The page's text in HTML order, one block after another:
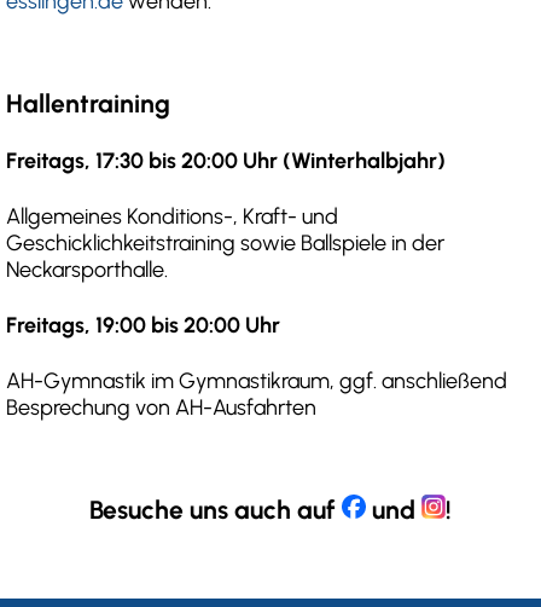
Hallentraining
Freitags, 17:30 bis 20:00 Uhr (Winterhalbjahr)
Allgemeines Konditions-, Kraft- und
Geschicklichkeitstraining sowie Ballspiele in der
Neckarsporthalle.
Freitags, 19:00 bis 20:00 Uhr
AH-Gymnastik im Gymnastikraum, ggf. anschließend
Besprechung von AH-Ausfahrten
Besuche uns auch auf und !